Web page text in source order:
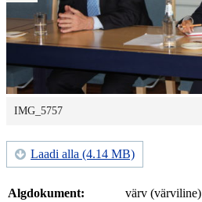
IMG_5757
Laadi alla (4.14 MB)
Algdokument:
värv (värviline)